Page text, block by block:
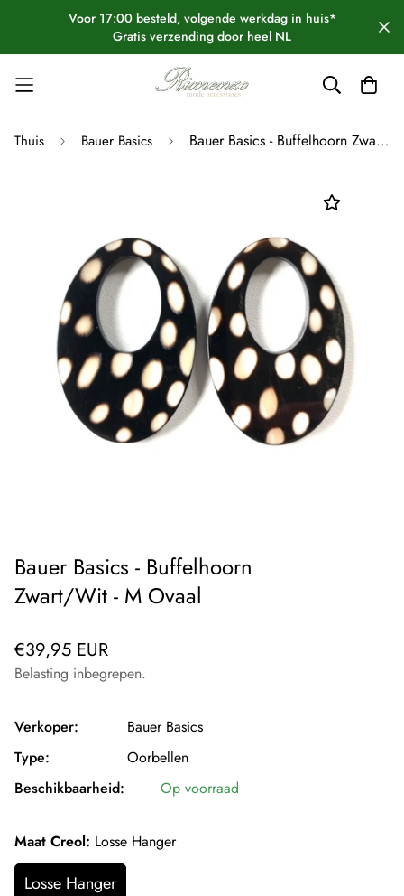
Voor 17:00 besteld, volgende werkdag in huis*
Gratis verzending door heel NL
Thuis Bauer Basics Bauer Basics - Buffelhoorn Zwart/Wit - M Ovaal
Bauer Basics - Buffelhoorn
Zwart/Wit - M Ovaal
Normale
prijs
€39,95 EUR
Belasting inbegrepen.
Verkoper:
Bauer Basics
Type:
Oorbellen
Beschikbaarheid:
Op voorraad
Maat Creol: Losse Hanger
Losse Hanger